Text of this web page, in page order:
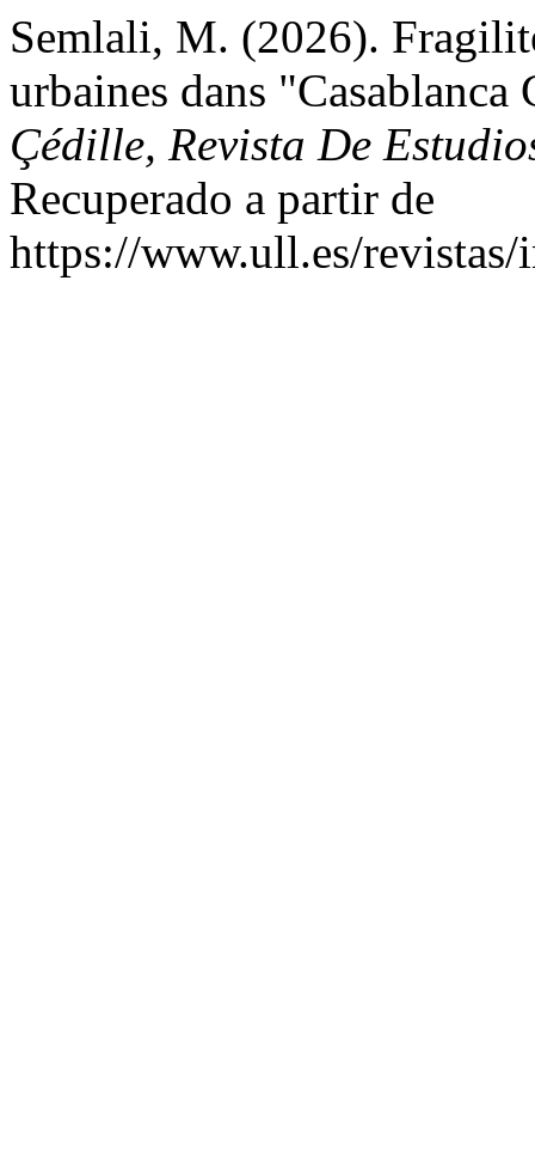
Semlali, M. (2026).
urbaines dans
Çédille, Revista De
Recuperado a partir de
https://www.ull.es/